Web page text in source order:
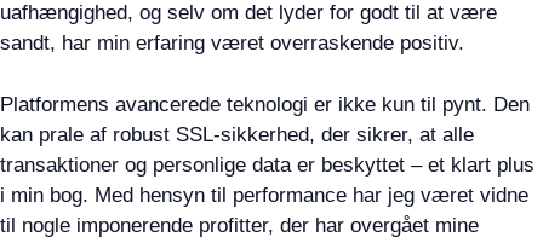
uafhængighed, og selv om det lyder for godt til at være
sandt, har min erfaring været overraskende positiv.
Platformens avancerede teknologi er ikke kun til pynt. Den
kan prale af robust SSL-sikkerhed, der sikrer, at alle
transaktioner og personlige data er beskyttet – et klart plus
i min bog. Med hensyn til performance har jeg været vidne
til nogle imponerende profitter, der har overgået mine